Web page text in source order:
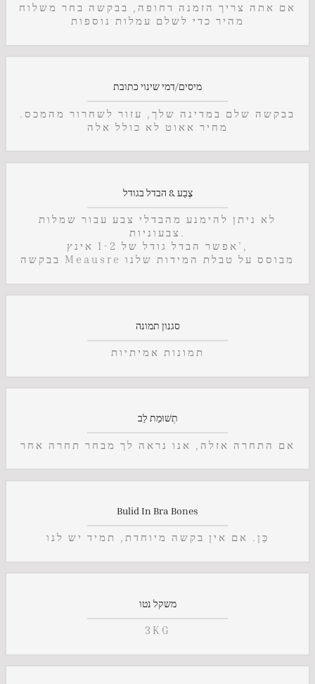
אם אתה צריך הזמנה דחופה, בבקשה בחר משלוח
מהיר כדי לשלם עמלות נוספות
מיסים/דמי שינוי כתובת
בבקשה שלם במדינה שלך, עזור לשחרור מהמכס.
מחיר אאוט לא כולל אלה
צֶבַע & הבדל בגודל
לא ניתן להימנע מהבדלי צבע עבור שמלות
צבעוניות.
אפשר הבדל גודל של 1-2 אינץ',
בבקשה Meausre מבוסס על טבלת המידות שלנו
סגנון תמונה
תמונות אמיתיות
תְשׁוּמַת לֵב
אם התחרה אזלה, אנו נראה לך מבחר תחרה אחר
Bulid In Bra Bones
כֵּן. אם אין בקשה מיוחדת, תמיד יש לנו
משקל נטו
3KG